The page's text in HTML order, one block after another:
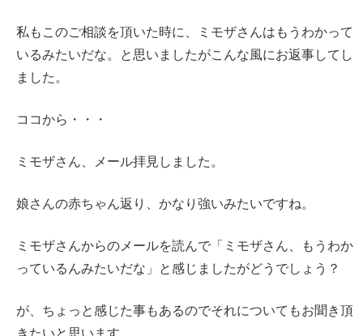
私もこのご相談を頂いた時に、ミモザさんはもうわかって
いるみたいだな。と思いましたがこんな風にお返事してし
ました。
ココから・・・
ミモザさん、メール拝見しました。
娘さんの赤ちゃん返り、かなり強いみたいですね。
ミモザさんからのメールを読んで「ミモザさん、もうわか
っているんみたいだな」と感じましたがどうでしょう？
が、ちょっと感じた事もあるのでそれについてもお聞き頂
きたいと思います。